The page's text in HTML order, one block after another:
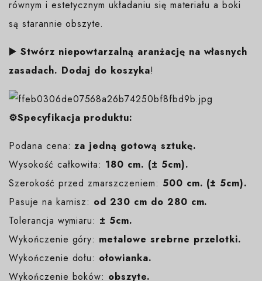
równym i estetycznym układaniu się materiału a boki
są starannie obszyte.
▶️ Stwórz niepowtarzalną aranżację na własnych
zasadach. Dodaj do koszyka!
⚙️Specyfikacja produktu:
Podana cena: za jedną gotową sztukę.
Wysokość całkowita: 180 cm. (± 5cm).
Szerokość przed zmarszczeniem: 500 cm. (± 5cm).
Pasuje na karnisz: od 230 cm do 280 cm.
Tolerancja wymiaru: ± 5cm.
Wykończenie góry: metalowe srebrne przelotki.
Wykończenie dołu: ołowianka.
Wykończenie boków: obszyte.